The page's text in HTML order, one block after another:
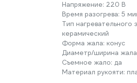
Напряжение: 220 В
Время разогрева: 5
Тип нагревательного
керамический
Форма жала: конус
Диаметр/ширина
Съемное жало: да
Материал рукояти: